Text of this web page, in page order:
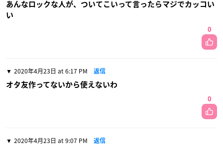
あんなロックな人が、ついてこいって言ったらマジでカッコい
い
0
2020年4月23日 at 6:17 PM 返信
オタ友作ってないから使えないわ
0
2020年4月23日 at 9:07 PM 返信